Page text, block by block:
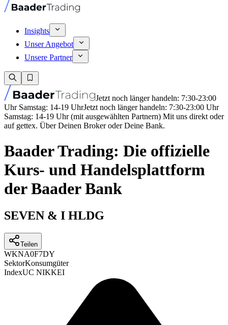
Insights
Unser Angebot
Unsere Partner
Jetzt noch länger handeln: 7:30-23:00
Uhr Samstag: 14-19 UhrJetzt noch länger handeln: 7:30-23:00 Uhr
Samstag: 14-19 Uhr (mit ausgewählten Partnern) Mit uns direkt oder
auf gettex. Über Deinen Broker oder Deine Bank.
Baader Trading: Die offizielle
Kurs- und Handelsplattform
der Baader Bank
SEVEN & I HLDG
Teilen
WKNA0F7DY
SektorKonsumgüter
IndexUC NIKKEI